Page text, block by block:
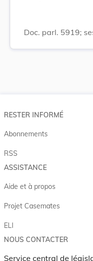
Doc. parl. 5919;
RESTER INFORMÉ
Abonnements
RSS
ASSISTANCE
Aide et à propos
Projet Casemates
ELI
NOUS CONTACTER
Service central de